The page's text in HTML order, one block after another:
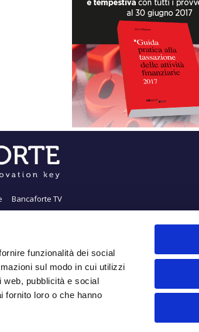
funzionalità dei social
sul modo in cui utilizzi
web, pubblicità e social
fornito loro o che hanno
Bancaforte TV